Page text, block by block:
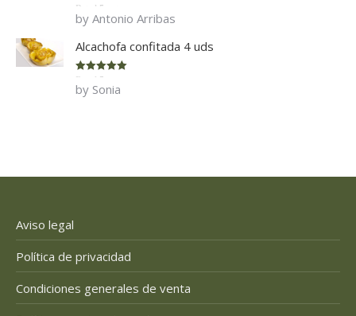
Rated 5
of 5
by Antonio Arribas
Alcachofa confitada 4 uds
Rated 5
of 5
by Sonia
Aviso legal
Política de privacidad
Condiciones generales de venta